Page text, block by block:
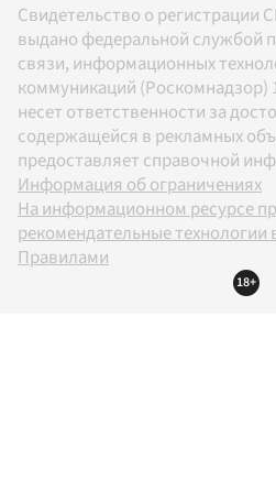
Свидетельство о
выдано федеральной службой
связи, информационных
коммуникаций (Роскомнадзор)
несет ответственности за
содержащейся в рекламных
предоставляет справочной
Информация об ограничениях
На информационном ресурсе
рекомендательные технологии
Правилами
18+